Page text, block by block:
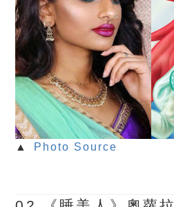
▲ Photo Source